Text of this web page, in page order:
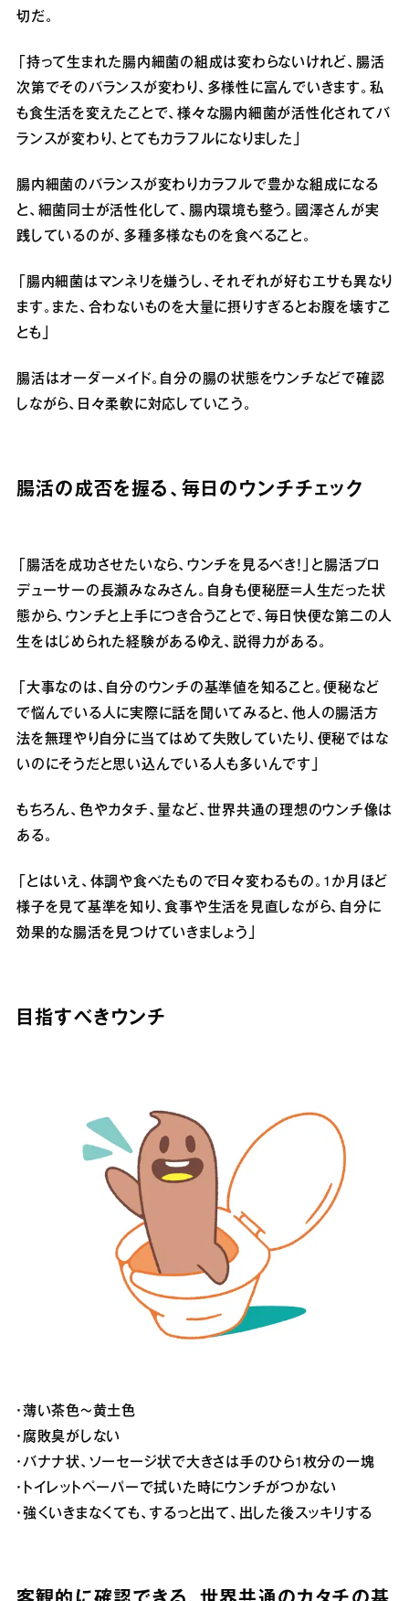
切だ。
「持って生まれた腸内細菌の組成は変わらないけれど、腸活
次第でそのバランスが変わり、多様性に富んでいきます。私
も食生活を変えたことで、様々な腸内細菌が活性化されてバ
ランスが変わり、とてもカラフルになりました」
腸内細菌のバランスが変わりカラフルで豊かな組成になる
と、細菌同士が活性化して、腸内環境も整う。國澤さんが実
践しているのが、多種多様なものを食べること。
「腸内細菌はマンネリを嫌うし、それぞれが好むエサも異なり
ます。また、合わないものを大量に摂りすぎるとお腹を壊すこ
とも」
腸活はオーダーメイド。自分の腸の状態をウンチなどで確認
しながら、日々柔軟に対応していこう。
腸活の成否を握る、毎日のウンチチェック
「腸活を成功させたいなら、ウンチを見るべき！」と腸活プロ
デューサーの長瀬みなみさん。自身も便秘歴＝人生だった状
態から、ウンチと上手につき合うことで、毎日快便な第二の人
生をはじめられた経験があるゆえ、説得力がある。
「大事なのは、自分のウンチの基準値を知ること。便秘など
で悩んでいる人に実際に話を聞いてみると、他人の腸活方
法を無理やり自分に当てはめて失敗していたり、便秘ではな
いのにそうだと思い込んでいる人も多いんです」
もちろん、色やカタチ、量など、世界共通の理想のウンチ像は
ある。
「とはいえ、体調や食べたもので日々変わるもの。1か月ほど
様子を見て基準を知り、食事や生活を見直しながら、自分に
効果的な腸活を見つけていきましょう」
目指すべきウンチ
・薄い茶色～黄土色
・腐敗臭がしない
・バナナ状、ソーセージ状で大きさは手のひら1枚分の一塊
・トイレットペーパーで拭いた時にウンチがつかない
・強くいきまなくても、するっと出て、出した後スッキリする